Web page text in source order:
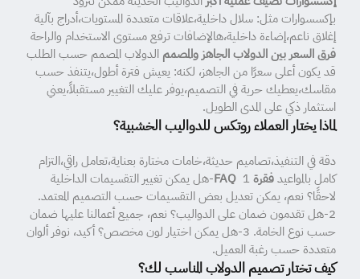
بإكسسوارات مثل: سلال داخلية،علاقات متعددة المستويات،أدراج بآلية
إغلاق ناعم،إضاءة داخلية،هالإضافات ترفع مستوى الاستخدام والراحة
فرق السعر بين الدولاب الجاهز والمصمم الدولاب المصمم حسب الطلب
قد يكون أعلى سعرًا من الجاهز، لكنه: يعيش فترة أطول،يتنفذ حسب
مقاسك،يعطيك حرية في التصميم،يوفر عليك التغيير مستقبلاً،يعني
استثمار ذكي على المدى الطويل.
لماذا يختار العملاء روتكس للدواليب الخشبية؟
دقة في التنفيذ،تصاميم حديثة،خامات مختارة بعناية،تعامل راقي،التزام
كامل بالمواعيدفقرة FAQ
1-هل يمكن تغيير التقسيمات الداخلية
لاحقًا؟ نعم، يمكن تعديل بعض التقسيمات حسب التصميم المعتمد.
2-هل تقدمون ضمان على الدواليب؟ نعم، جميع أعمالنا عليها ضمان
حسب نوع الخامة. 3-هل يمكن اختيار لون مخصص؟ أكيد، نوفر ألوان
متعددة حسب رغبة العميل.
كيف تختار تصميم الدولاب المناسب لك؟